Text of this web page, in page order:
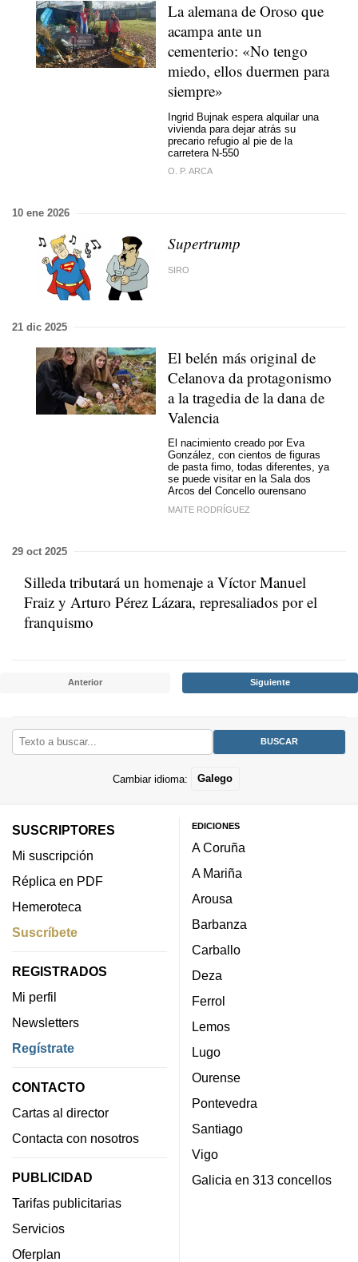
La alemana de Oroso que
acampa ante un
cementerio: «No tengo
miedo, ellos duermen para
siempre»
Ingrid Bujnak espera alquilar una
vivienda para dejar atrás su
precario refugio al pie de la
carretera N-550
O. P. ARCA
10 ene 2026
Supertrump
SIRO
21 dic 2025
El belén más original de
Celanova da protagonismo
a la tragedia de la dana de
Valencia
El nacimiento creado por Eva
González, con cientos de figuras
de pasta fimo, todas diferentes, ya
se puede visitar en la Sala dos
Arcos del Concello ourensano
MAITE RODRÍGUEZ
29 oct 2025
Silleda tributará un homenaje a Víctor Manuel
Fraiz y Arturo Pérez Lázara, represaliados por el
franquismo
Anterior Siguiente
Cambiar idioma: Galego
SUSCRIPTORES
Mi suscripción
Réplica en PDF
Hemeroteca
Suscríbete
REGISTRADOS
Mi perfil
Newsletters
Regístrate
CONTACTO
Cartas al director
Contacta con nosotros
PUBLICIDAD
Tarifas publicitarias
Servicios
Oferplan
EDICIONES
A Coruña
A Mariña
Arousa
Barbanza
Carballo
Deza
Ferrol
Lemos
Lugo
Ourense
Pontevedra
Santiago
Vigo
Galicia en 313 concellos